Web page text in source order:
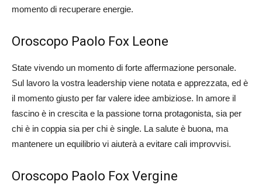
momento di recuperare energie.
Oroscopo Paolo Fox Leone
State vivendo un momento di forte affermazione personale.
Sul lavoro la vostra leadership viene notata e apprezzata, ed è
il momento giusto per far valere idee ambiziose. In amore il
fascino è in crescita e la passione torna protagonista, sia per
chi è in coppia sia per chi è single. La salute è buona, ma
mantenere un equilibrio vi aiuterà a evitare cali improvvisi.
Oroscopo Paolo Fox Vergine